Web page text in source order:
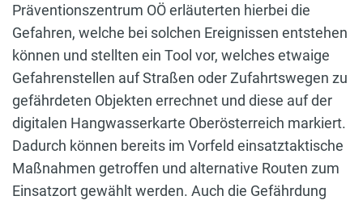
Präventionszentrum OÖ erläuterten hierbei die
Gefahren, welche bei solchen Ereignissen entstehen
können und stellten ein Tool vor, welches etwaige
Gefahrenstellen auf Straßen oder Zufahrtswegen zu
gefährdeten Objekten errechnet und diese auf der
digitalen Hangwasserkarte Oberösterreich markiert.
Dadurch können bereits im Vorfeld einsatztaktische
Maßnahmen getroffen und alternative Routen zum
Einsatzort gewählt werden. Auch die Gefährdung